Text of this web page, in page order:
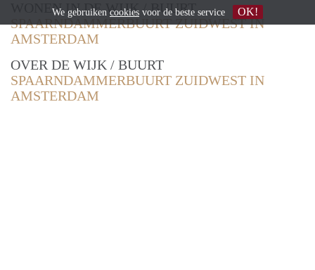
WONEN IN DE WIJK / BUURT
SPAARNDAMMERBUURT ZUIDWEST IN
AMSTERDAM
OVER DE WIJK / BUURT
SPAARNDAMMERBUURT ZUIDWEST IN
AMSTERDAM
We gebruiken cookies voor de beste service OK!